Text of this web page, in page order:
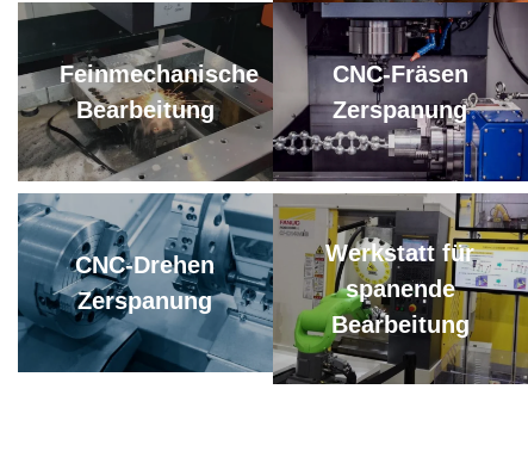
Feinmechanische
Bearbeitung
CNC-Fräsen
Zerspanung
CNC-Drehen
Zerspanung
Werkstatt für
spanende
Bearbeitung